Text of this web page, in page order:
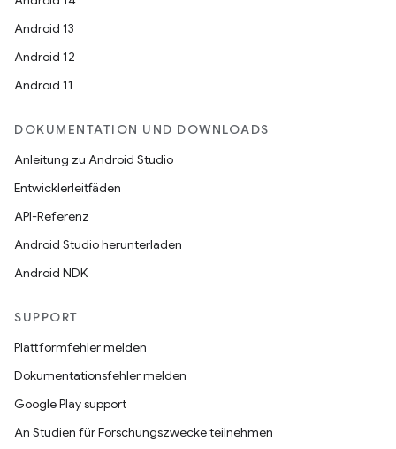
Android 13
Android 12
Android 11
DOKUMENTATION UND DOWNLOADS
Anleitung zu Android Studio
Entwicklerleitfäden
API-Referenz
Android Studio herunterladen
Android NDK
SUPPORT
Plattformfehler melden
Dokumentationsfehler melden
Google Play support
An Studien für Forschungszwecke teilnehmen